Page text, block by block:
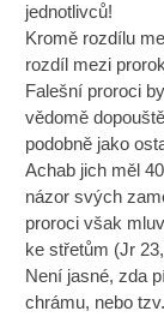
jednotlivců!
Kromě rozdílu
rozdíl mezi
Falešní proroci
vědomě
podobně jako
Achab jich měl
názor svých
proroci však
ke střetům (Jr
Není jasné, zda
chrámu, nebo